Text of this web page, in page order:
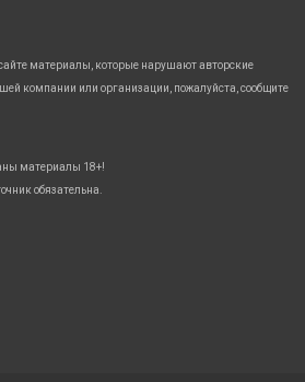
материалы, которые нарушают авторские
компании или организации, пожалуйста, сообщите
материалы 18+!
обязательна.